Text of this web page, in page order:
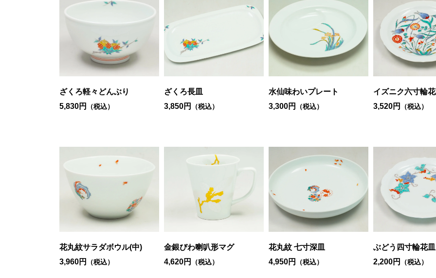
ざくろ軽々どんぶり
5,830円
（税込）
ざくろ長皿
3,850円
（税込）
水仙味わいプレート
3,300円
（税込）
イズニク六寸輪
3,520円
（税込）
花丸紋サラダボウル(中)
3,960円
（税込）
金銀びわ喇叭形マグ
4,620円
（税込）
花丸紋 七寸深皿
4,950円
（税込）
ぶどう四寸輪花皿
2,200円
（税込）